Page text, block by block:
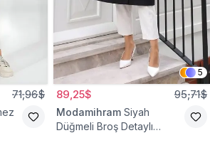
71,96$
5
89,25$ 95,71$
Modamihram Siyah
Düğmeli Broş Detaylı